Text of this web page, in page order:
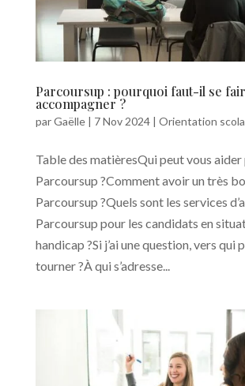
Parcoursup : pourquoi faut-il se
accompagner ?
parGaëlle| 7 Nov 2024| Orientation
Table des matièresQui peut vous aider
Parcoursup ?Comment avoir un très
Parcoursup ?Quels sont les services
Parcoursup pour les candidats en
handicap ?Si j’ai une question, vers qui
tourner ?À qui s’adresse...